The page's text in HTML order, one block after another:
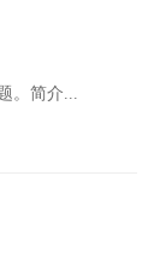
。简介...